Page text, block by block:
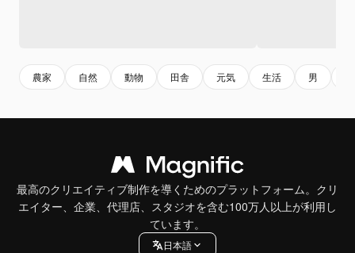
農家 自然 動物 田舎 元気 生活 男
最高のクリエイティブ制作を導くためのプラットフォーム。クリ
エイター、企業、代理店、スタジオを含む100万人以上が利用し
ています。
日本語